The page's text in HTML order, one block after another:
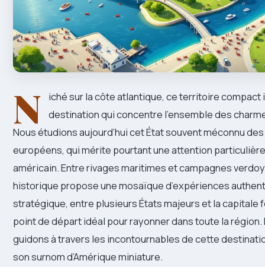
N
iché sur la côte atlantique, ce territoire compact
destination qui concentre l’ensemble des
Nous étudions aujourd’hui cet État souvent méconnu
européens, qui mérite pourtant une attention
américain. Entre rivages maritimes et campagnes
historique propose une mosaïque d’expériences
stratégique, entre plusieurs États majeurs et la capitale
point de départ idéal pour rayonner dans toute la région.
guidons à travers les incontournables de cette
son surnom d’Amérique miniature.